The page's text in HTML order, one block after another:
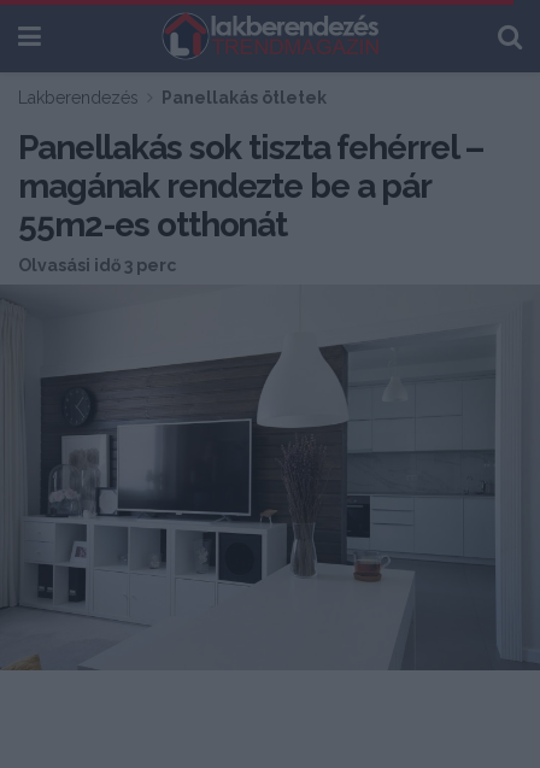
Lakberendezés Panellakás ötletek
Panellakás sok tiszta fehérrel –
magának rendezte be a pár
55m2-es otthonát
Olvasási idő 3 perc